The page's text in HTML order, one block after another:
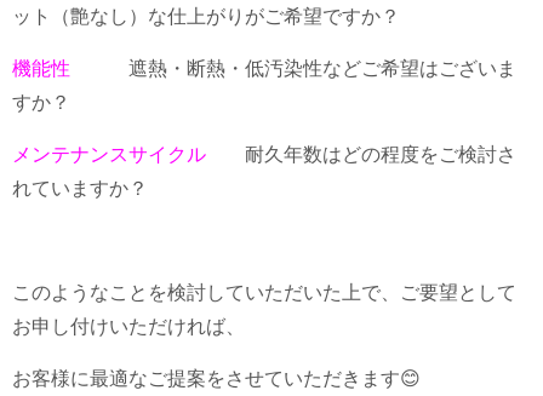
ット（艶なし）な仕上がりがご希望ですか？
機能性 遮熱・断熱・低汚染性などご希望はございま
すか？
メンテナンスサイクル 耐久年数はどの程度をご検討さ
れていますか？
このようなことを検討していただいた上で、ご要望として
お申し付けいただければ、
お客様に最適なご提案をさせていただきます😊